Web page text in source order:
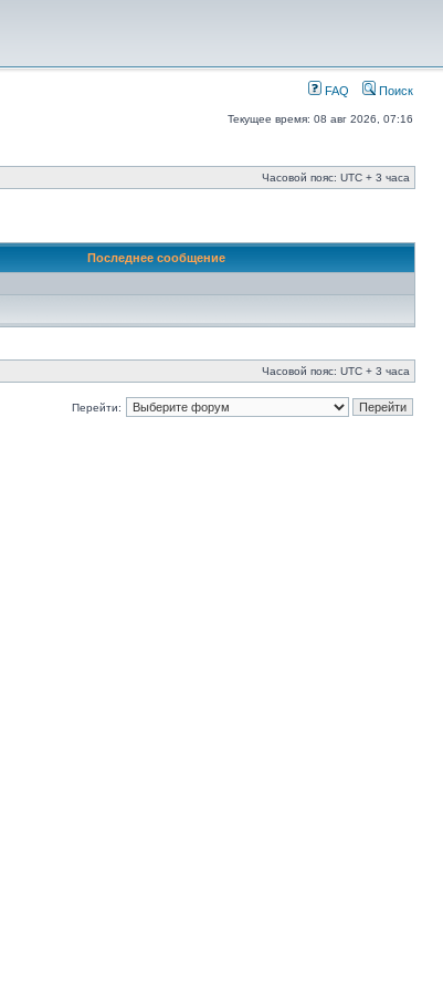
FAQ Поиск
Текущее время: 08 авг 2026, 07:16
Часовой пояс: UTC + 3 часа
Последнее сообщение
Часовой пояс: UTC + 3 часа
Перейти: